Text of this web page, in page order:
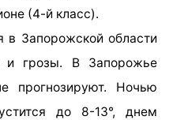
(4-й класс).
в Запорожской области
и грозы. В Запорожье
прогнозируют. Ночью
до 8-13°, днем